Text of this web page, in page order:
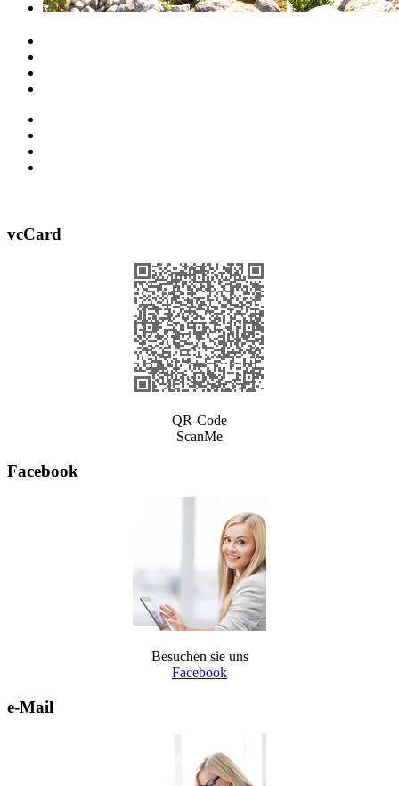
vcCard
QR-Code
ScanMe
Facebook
Besuchen sie uns
Facebook
e-Mail